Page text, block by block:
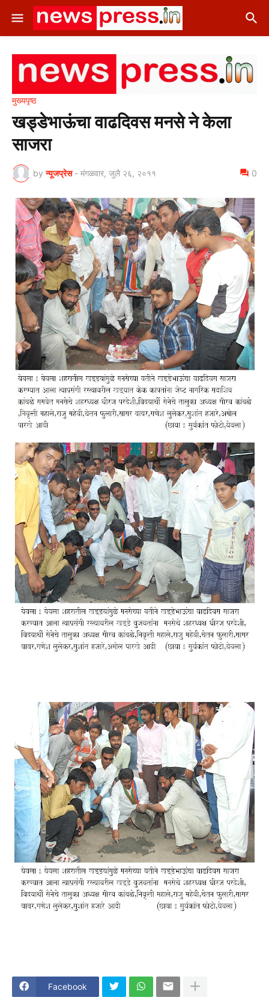
मुख्यपृष्ठ
खड्डेभाऊंचा वाढदिवस मनसे ने केला
साजरा
by न्यूजप्रेस - मंगळवार, जुलै २६, २०११ 0
Facebook